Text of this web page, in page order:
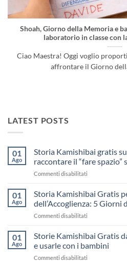
Shoah, Giorno della Memoria e
laboratorio in classe con
Ciao Maestra! Oggi voglio
affrontare il Giorno
LATEST POSTS
01
Ago
Storia Kamishibai gratis
raccontare il “fare spazio”
Commenti disabilitati
Kamishibai
sull’Accoglienza:
il
“fare
01
Ago
Storia Kamishibai Gratis
dell’Accoglienza: 5 Giorni
Commenti disabilitati
Kamishibai
per
01
Ago
Storie Kamishibai Gratis
e usarle con i bambini
Commenti disabilitati